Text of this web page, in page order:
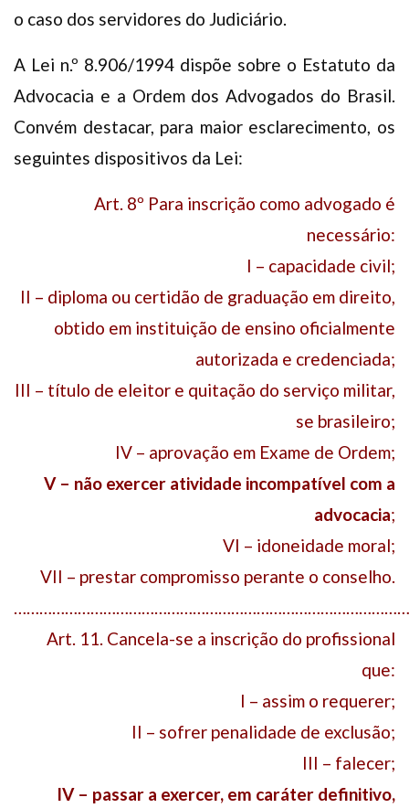
o caso dos servidores do Judiciário.
A Lei n.º 8.906/1994 dispõe sobre o Estatuto da
Advocacia e a Ordem dos Advogados do Brasil.
Convém destacar, para maior esclarecimento, os
seguintes dispositivos da Lei:
Art. 8º Para inscrição como advogado é
necessário:
I – capacidade civil;
II – diploma ou certidão de graduação em direito,
obtido em instituição de ensino oficialmente
autorizada e credenciada;
III – título de eleitor e quitação do serviço militar,
se brasileiro;
IV – aprovação em Exame de Ordem;
V – não exercer atividade incompatível com a
advocacia;
VI – idoneidade moral;
VII – prestar compromisso perante o conselho.
Art. 11. Cancela-se a inscrição do profissional
que:
I – assim o requerer;
II – sofrer penalidade de exclusão;
III – falecer;
IV – passar a exercer, em caráter definitivo,